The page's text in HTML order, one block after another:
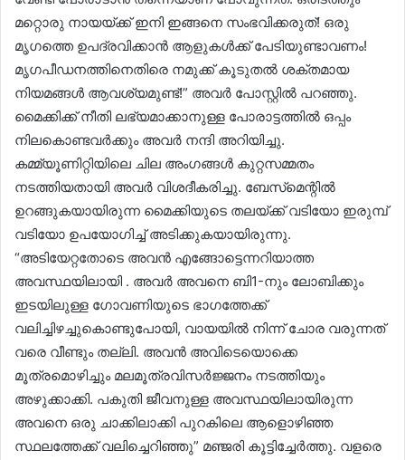
മറ്റൊരു നായയ്ക്ക് ഇനി ഇങ്ങനെ സംഭവിക്കരുത്! ഒരു
മൃഗത്തെ ഉപദ്രവിക്കാൻ ആളുകൾക്ക് പേടിയുണ്ടാവണം!
മൃഗപീഡനത്തിനെതിരെ നമുക്ക് കൂടുതൽ ശക്തമായ
നിയമങ്ങൾ ആവശ്യമുണ്ട്!” അവർ പോസ്റ്റിൽ പറഞ്ഞു.
മൈക്കിക്ക് നീതി ലഭ്യമാക്കാനുള്ള പോരാട്ടത്തിൽ ഒപ്പം
നിലകൊണ്ടവർക്കും അവർ നന്ദി അറിയിച്ചു.
കമ്മ്യൂണിറ്റിയിലെ ചില അംഗങ്ങൾ കുറ്റസമ്മതം
നടത്തിയതായി അവർ വിശദീകരിച്ചു. ബേസ്‌മെന്റിൽ
ഉറങ്ങുകയായിരുന്ന മൈക്കിയുടെ തലയ്ക്ക് വടിയോ ഇരുമ്പ്
വടിയോ ഉപയോഗിച്ച് അടിക്കുകയായിരുന്നു.
“അടിയേറ്റതോടെ അവൻ എങ്ങോട്ടെന്നറിയാത്ത
അവസ്ഥയിലായി . അവർ അവനെ ബി1-നും ലോബിക്കും
ഇടയിലുള്ള ഗോവണിയുടെ ഭാഗത്തേക്ക്
വലിച്ചിഴച്ചുകൊണ്ടുപോയി, വായയിൽ നിന്ന് ചോര വരുന്നത്
വരെ വീണ്ടും തല്ലി. അവൻ അവിടെയൊക്കെ
മൂത്രമൊഴിച്ചും മലമൂത്രവിസർജ്ജനം നടത്തിയും
അഴുക്കാക്കി. പകുതി ജീവനുള്ള അവസ്ഥയിലായിരുന്ന
അവനെ ഒരു ചാക്കിലാക്കി പുറകിലെ ആളൊഴിഞ്ഞ
സ്ഥലത്തേക്ക് വലിച്ചെറിഞ്ഞു” മഞ്ജരി കൂട്ടിച്ചേർത്തു. വളരെ